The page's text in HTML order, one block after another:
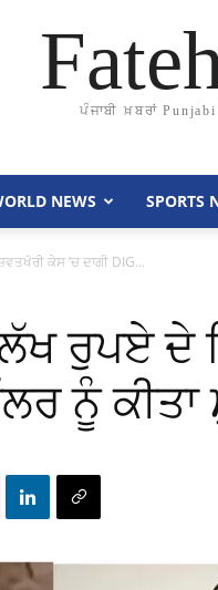
ਪੰਜਾਬੀ ਖ਼ਬਰਾਂ
NEWS SPORTS
ਕੇਸ ‘ਚ ਦਾਗੀ DIG...
ਰੁਪਏ ਦੇ
ਨੂੰ